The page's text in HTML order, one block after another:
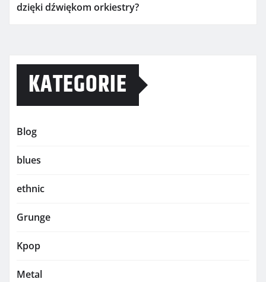
dzięki dźwiękom orkiestry?
KATEGORIE
Blog
blues
ethnic
Grunge
Kpop
Metal